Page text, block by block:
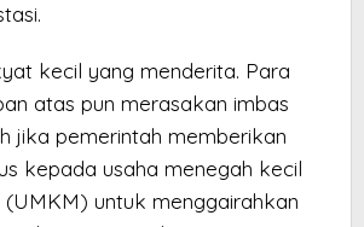
kecil yang menderita. Para
atas pun merasakan imbas
jika pemerintah memberikan
kepada usaha menegah kecil
(UMKM) untuk menggairahkan